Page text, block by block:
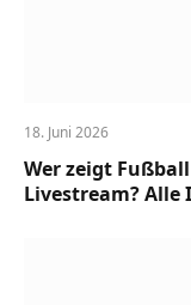
18. Juni 2026
Wer zeigt
Livestream? Alle